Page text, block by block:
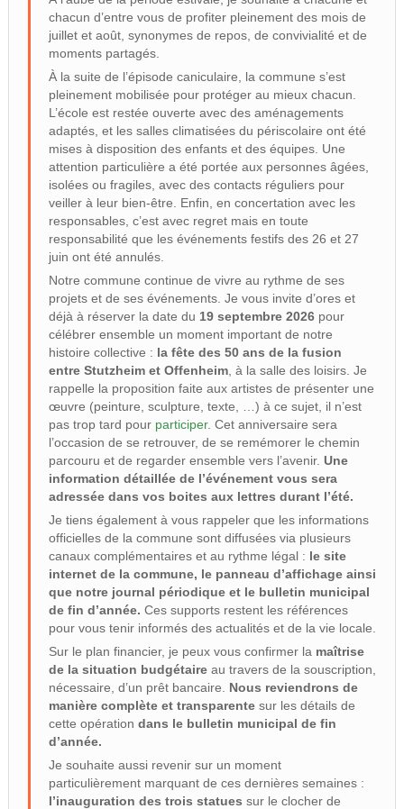
chacun d’entre vous de profiter pleinement des mois de
juillet et août, synonymes de repos, de convivialité et de
moments partagés.
À la suite de l’épisode caniculaire, la commune s’est
pleinement mobilisée pour protéger au mieux chacun.
L’école est restée ouverte avec des aménagements
adaptés, et les salles climatisées du périscolaire ont été
mises à disposition des enfants et des équipes. Une
attention particulière a été portée aux personnes âgées,
isolées ou fragiles, avec des contacts réguliers pour
veiller à leur bien-être. Enfin, en concertation avec les
responsables, c’est avec regret mais en toute
responsabilité que les événements festifs des 26 et 27
juin ont été annulés.
Notre commune continue de vivre au rythme de ses
projets et de ses événements. Je vous invite d’ores et
déjà à réserver la date du 19 septembre 2026pour
célébrer ensemble un moment important de notre
histoire collective : la fête des 50 ans de la fusion
entre Stutzheim et Offenheim, à la salle des loisirs. Je
rappelle la proposition faite aux artistes de présenter une
œuvre (peinture, sculpture, texte, …) à ce sujet, il n’est
pas trop tard pour participer. Cet anniversaire sera
l’occasion de se retrouver, de se remémorer le chemin
parcouru et de regarder ensemble vers l’avenir. Une
information détaillée de l’événement vous sera
adressée dans vos boites aux lettres durant l’été.
Je tiens également à vous rappeler que les informations
officielles de la commune sont diffusées via plusieurs
canaux complémentaires et au rythme légal : le site
internet de la commune, le panneau d’affichage ainsi
que notre journal périodique et le bulletin municipal
de fin d’année. Ces supports restent les références
pour vous tenir informés des actualités et de la vie locale.
Sur le plan financier, je peux vous confirmer la maîtrise
de la situation budgétaireau travers de la souscription,
nécessaire, d’un prêt bancaire.
Nous reviendrons de
manière complète et transparentesur les détails de
cette opération dans le bulletin municipal de fin
d’année.
Je souhaite aussi revenir sur un moment
particulièrement marquant de ces dernières semaines :
l’inauguration des trois statues sur le clocher de